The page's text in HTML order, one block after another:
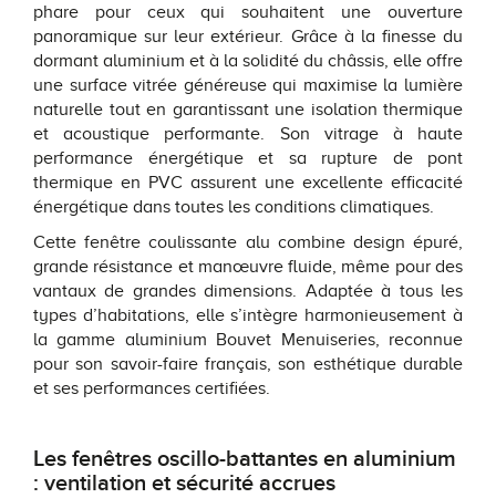
phare pour ceux qui souhaitent une ouverture
panoramique sur leur extérieur. Grâce à la finesse du
dormant aluminium et à la solidité du châssis, elle offre
une surface vitrée généreuse qui maximise la lumière
naturelle tout en garantissant une isolation thermique
et acoustique performante. Son vitrage à haute
performance énergétique et sa rupture de pont
thermique en PVC assurent une excellente efficacité
énergétique dans toutes les conditions climatiques.
Cette fenêtre coulissante alu combine design épuré,
grande résistance et manœuvre fluide, même pour des
vantaux de grandes dimensions. Adaptée à tous les
types d’habitations, elle s’intègre harmonieusement à
la gamme aluminium Bouvet Menuiseries, reconnue
pour son savoir-faire français, son esthétique durable
et ses performances certifiées.
Les fenêtres oscillo-battantes en aluminium
: ventilation et sécurité accrues